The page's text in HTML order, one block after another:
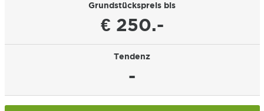
Grundstückspreis bis
€ 250.-
Tendenz
-